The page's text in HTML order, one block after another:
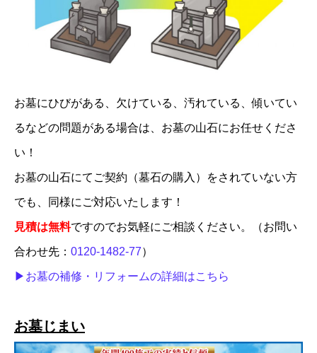
お墓にひびがある、欠けている、汚れている、傾いてい
るなどの問題がある場合は、お墓の山石にお任せくださ
い！
お墓の山石にてご契約（墓石の購入）をされていない方
でも、同様にご対応いたします！
見積は無料ですのでお気軽にご相談ください。（お問い
合わせ先： 0120-1482-77）
▶︎お墓の補修・リフォームの詳細はこちら
お墓じまい